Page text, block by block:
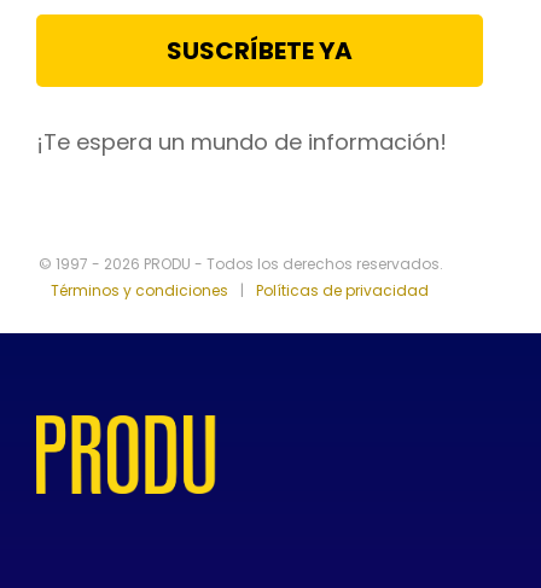
SUSCRÍBETE YA
¡Te espera un mundo de información!
© 1997 - 2026 PRODU - Todos los derechos reservados.
Términos y condiciones
| Políticas de privacidad